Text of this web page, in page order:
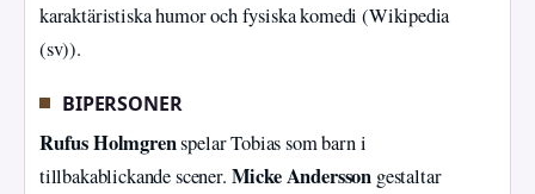
karaktäristiska humor och fysiska komedi (Wikipedia
(sv)).
BIPERSONER
Rufus Holmgrenspelar Tobias som barn i
tillbakablickande scener. Micke Andersson gestaltar